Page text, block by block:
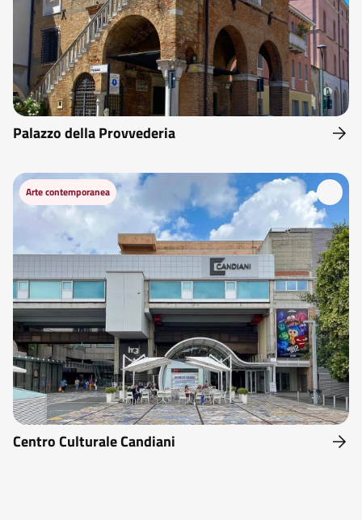
Palazzo della Provvederia
Arte contemporanea
Centro Culturale Candiani